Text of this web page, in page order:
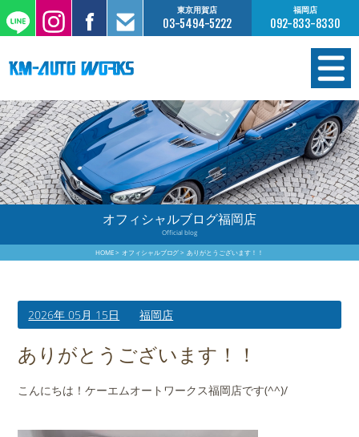
東京用賀店
03-5494-5222
福岡店
092-833-8330
在庫情報
オーダー販売
工場サービス
保証について
買取査定のご案内
店舗案内
会社概要
オフィシャルブログ福岡店
Official blog
HOME オフィシャルブログ ありがとうございます！！
2026年 05月 15日 福岡店
ありがとうございます！！
こんにちは！ケーエムオートワークス福岡店です(^^)/